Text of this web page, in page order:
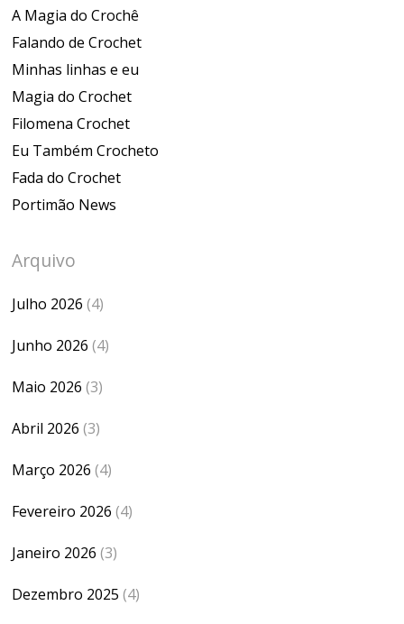
A Magia do Crochê
Falando de Crochet
Minhas linhas e eu
Magia do Crochet
Filomena Crochet
Eu Também Crocheto
Fada do Crochet
Portimão News
Arquivo
Julho 2026 (4)
Junho 2026 (4)
Maio 2026 (3)
Abril 2026 (3)
Março 2026 (4)
Fevereiro 2026 (4)
Janeiro 2026 (3)
Dezembro 2025 (4)